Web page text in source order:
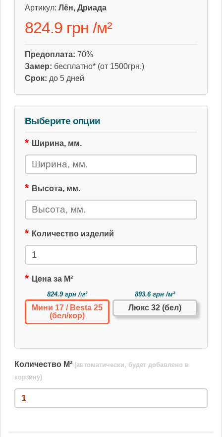
Артикул: Лён, Дриада
824.9 грн /м²
Предоплата: 70%
Замер: бесплатно* (от 1500грн.)
Срок: до 5 дней
Выберите опции
Ширина, мм.
Высота, мм.
Количество изделий
Цена за М²
824.9 грн /м²
Мини 17 / Besta 25
(бел/кор)
893.6 грн /м²
Люкс 32 (бел)
Количество М² (автоматически, будет добавлено в
корзину)